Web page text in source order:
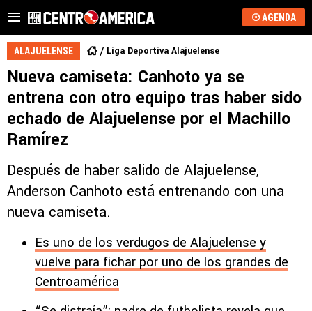
AGENDA
ALAJUELENSE Liga Deportiva Alajuelense
Nueva camiseta: Canhoto ya se
entrena con otro equipo tras haber sido
echado de Alajuelense por el Machillo
Ramírez
Después de haber salido de Alajuelense,
Anderson Canhoto está entrenando con una
nueva camiseta.
Es uno de los verdugos de Alajuelense y
vuelve para fichar por uno de los grandes de
Centroamérica